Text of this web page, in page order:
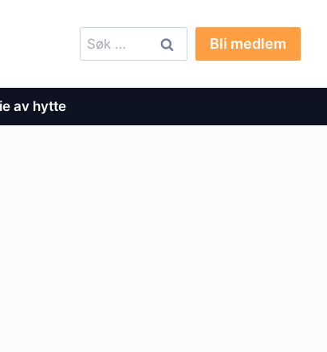
Søk
etter:
Bli medlem
av hytte